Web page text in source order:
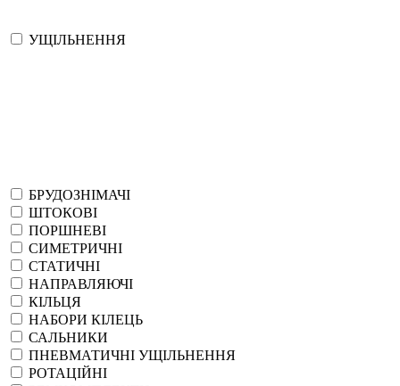
УЩІЛЬНЕННЯ
БРУДОЗНІМАЧІ
ШТОКОВІ
ПОРШНЕВІ
СИМЕТРИЧНІ
СТАТИЧНІ
НАПРАВЛЯЮЧІ
КІЛЬЦЯ
НАБОРИ КІЛЕЦЬ
САЛЬНИКИ
ПНЕВМАТИЧНІ УЩІЛЬНЕННЯ
РОТАЦІЙНІ